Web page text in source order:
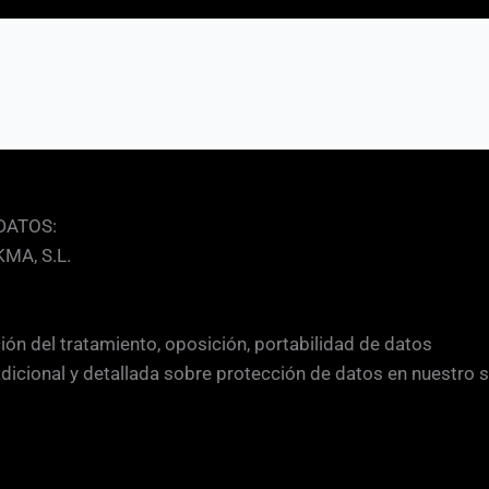
S.L.
del tratamiento, oposición, portabilidad de datos
y detallada sobre protección de datos en nuestro